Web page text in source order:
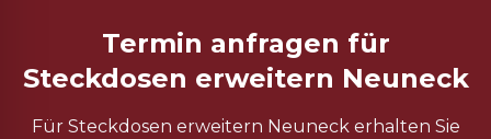
Termin anfragen für
Steckdosen erweitern Neuneck
Für Steckdosen erweitern Neuneck erhalten Sie